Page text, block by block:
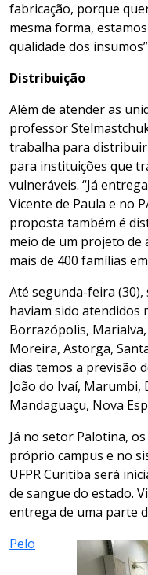
fabricação, porque
mesma forma,
qualidade dos
Distribuição
Além de atender as
professor
trabalha para
para instituições que
vulneráveis. “Já
Vicente de Paula e no
proposta também é
meio de um projeto de
mais de 400 famílias
Até segunda-feira (30),
haviam sido atendidos
Borrazópolis,
Moreira, Astorga,
dias temos a previsão
João do Ivaí,
Mandaguaçu, Nova
Já no setor Palotina,
próprio campus e no
UFPR Curitiba será
de sangue do estado.
entrega de uma parte
Pelo